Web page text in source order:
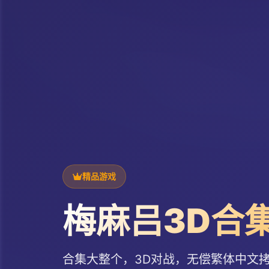
精品游戏
梅麻吕3D合
合集大整个，3D对战，无偿繁体中文